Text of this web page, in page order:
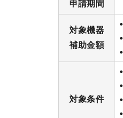
申請期間
対象機器
補助金額
対象条件